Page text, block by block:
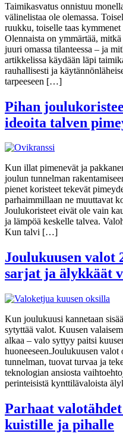
Taimikasvatus onnistuu
välinelistaa ole olemassa.
ruukku, toiselle taas
Olennaista on ymmärtää,
juuri omassa tilanteessa – ja
artikkelissa käydään läpi
rauhallisesti ja
tarpeeseen […]
Pihan
ideoita talven
Kun illat pimenevät ja
joulun tunnelman
pienet koristeet tekevät
parhaimmillaan ne muuttavat
Joulukoristeet eivät ole vain
ja lämpöä keskelle talvea.
Kun talvi […]
Joulukuusen valot
sarjat ja älykkäät
Kun joulukuusi kannetaan
sytyttää valot. Kuusen
alkaa – valo syttyy paitsi
huoneeseen.Joulukuusen
tunnelman, tuovat turvaa ja
teknologian ansiosta
perinteisistä kynttilävaloista
Parhaat
kuistille ja pihalle